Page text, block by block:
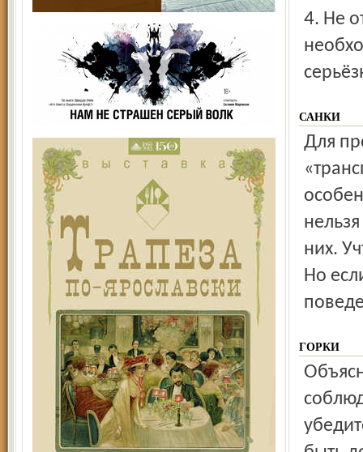
4. Не отходите от ребёнка ни на шаг, чтобы в случае
САНКИ
Для прогулок на этом так любимом детьми зимнем
них.
Но
ГОРКИ
Объясните ребёнку заранее, что на горке важно